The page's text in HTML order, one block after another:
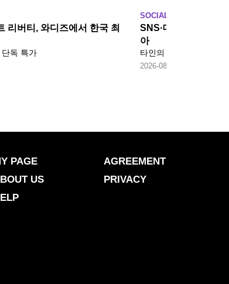
리버티, 와디즈에서 한국 최
독 특가
SOCIAL
SNS·데이트앱 많이
아
타인의 평가와 비교에
2026-08-05
PAGE
US
AGREEMENT
PRIVACY